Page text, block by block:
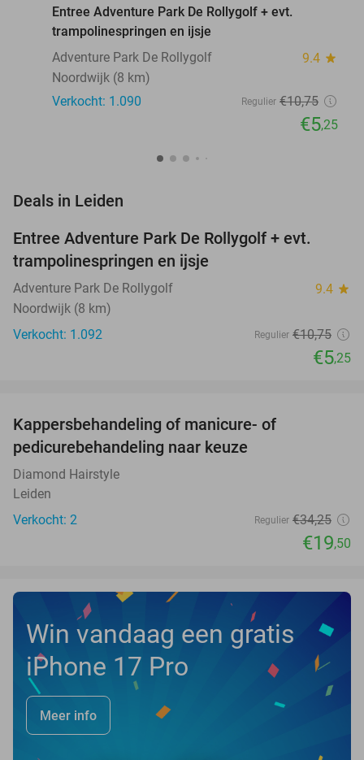
Entree Adventure Park De Rollygolf + evt.
trampolinespringen en ijsje
Adventure Park De Rollygolf
9.4 star
Noordwijk (8 km)
Verkocht: 1.090
Regulier €10,75
€5,25
Deals in Leiden
Entree Adventure Park De Rollygolf + evt.
trampolinespringen en ijsje
Adventure Park De Rollygolf 9.4 star
Noordwijk (8 km)
Verkocht: 1.092
Regulier €10,75
€5,25
NEW
TODAY
Kappersbehandeling of manicure- of
pedicurebehandeling naar keuze
Diamond Hairstyle
Leiden
Verkocht: 2
Regulier €34,25
€19,50
Win vandaag een gratis
iPhone 17 Pro
Meer info